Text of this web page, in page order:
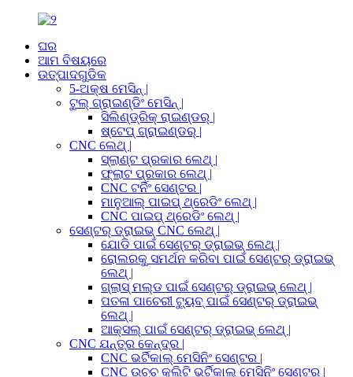
ଘର
ଆମ ବିଷୟରେ
ଉତ୍ପାଦଗୁଡିକ
5-ଅକ୍ଷ ମେସିନ୍ |
ଟୁଲ୍ ଗ୍ରାଇଣ୍ଡିଂ ମେସିନ୍ |
ସିଲିଣ୍ଡ୍ରିକ୍ ରାଇଣ୍ଡର୍ |
ଷ୍ଟେପ୍ ଗ୍ରାଇଣ୍ଡର୍ |
CNC ଲେଥ୍ |
ସ୍ଲାଣ୍ଟ ପ୍ରକାର ଲେଥ୍ |
ଫ୍ଲାଟ ପ୍ରକାର ଲେଥ୍ |
CNC ଟର୍ନିଂ ସେଣ୍ଟର |
ମାନୁଆଲ୍ ପାଇପ୍ ଥ୍ରେଡିଂ ଲେଥ୍ |
CNC ପାଇପ୍ ଥ୍ରେଡିଂ ଲେଥ୍ |
ସେଣ୍ଟର୍ ଡ୍ରାଇଭ୍ CNC ଲେଥ୍ |
ଯୋଡି ପାଇଁ ସେଣ୍ଟର୍ ଡ୍ରାଇଭ୍ ଲେଥ୍ |
ରୋଲରକୁ ସମର୍ଥନ କରିବା ପାଇଁ ସେଣ୍ଟର୍ ଡ୍ରାଇଭ୍
ଲେଥ୍ |
ଗ୍ଲାସ୍ ମଲ୍ଡ ପାଇଁ ସେଣ୍ଟର୍ ଡ୍ରାଇଭ୍ ଲେଥ୍ |
ପତଳା ପାଚେରୀ ଟ୍ୟୁବ୍ ପାଇଁ ସେଣ୍ଟର୍ ଡ୍ରାଇଭ୍
ଲେଥ୍ |
ଆକ୍ସଲ୍ ପାଇଁ ସେଣ୍ଟର୍ ଡ୍ରାଇଭ୍ ଲେଥ୍ |
CNC ଯନ୍ତ୍ର କେନ୍ଦ୍ର |
CNC ଭର୍ଟିକାଲ୍ ମେସିନିଂ ସେଣ୍ଟର |
CNC ଉଚ୍ଚ କୁଲିଟି ଭର୍ଟିକାଲ୍ ମେସିନିଂ ସେଣ୍ଟର |